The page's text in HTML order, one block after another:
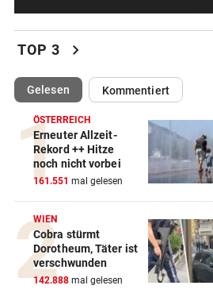
LIVE ab 19.30 Uhr:
Hartberg – Sturm
180.000 Euro Steuergeld für
falschen Tierschutz
MARQUEZ ENTTÄUSCHT vor
MotoGP: Martin holt sich
Sprintsieg in Silverstone
Salzburg-Talent verletzte
früh im Spiel
KRITIK AUCH AN SPÖ vor
TOP 3 chevron_right
Gelesen(ausgewählt)Kommentiert
ÖSTERREICH
Erneuter Allzeit-
Rekord ++ Hitze
noch nicht vorbei
161.551 mal gelesen
WIEN
Cobra stürmt
Dorotheum, Täter ist
verschwunden
142.888 mal gelesen